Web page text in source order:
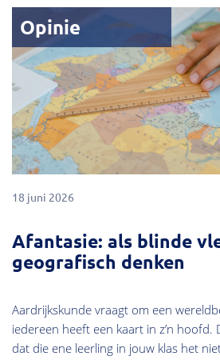
Opinie
18 juni 2026
Afantasie: als blinde
geografisch denken
Aardrijkskunde vraagt om een
iedereen heeft een kaart in z’n hoofd.
dat die ene leerling in jouw klas het